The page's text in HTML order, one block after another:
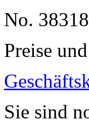
No. 38318
Preise
Sie sind